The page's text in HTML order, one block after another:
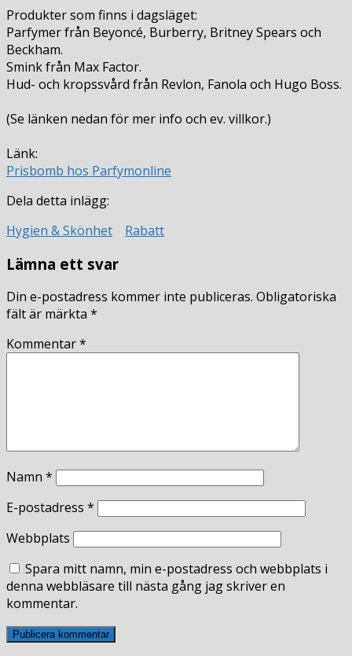
Produkter som finns i dagsläget:
Parfymer från Beyoncé, Burberry, Britney Spears och
Beckham.
Smink från Max Factor.
Hud- och kropssvård från Revlon, Fanola och Hugo Boss.
(Se länken nedan för mer info och ev. villkor.)
Länk:
Prisbomb hos Parfymonline
Dela detta inlägg:
Hygien & Skönhet
Rabatt
Lämna ett svar
Din e-postadress kommer inte publiceras. Obligatoriska
fält är märkta *
Kommentar*
Namn *
E-postadress *
Webbplats
Spara mitt namn, min e-postadress och webbplats i
denna webbläsare till nästa gång jag skriver en
kommentar.